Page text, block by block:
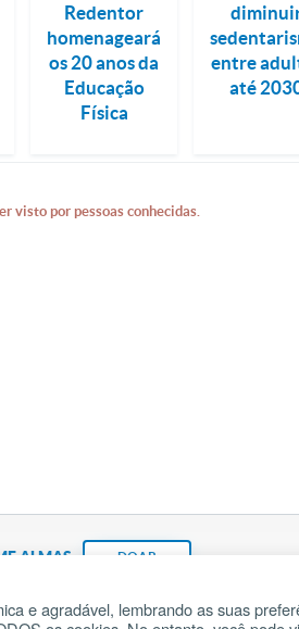
Redentor
homenageará
os 20 anos da
Educação
Física
entre
até
visto por pessoas conhecidas.
ALMAS DOAR
e agradável, lembrando as suas